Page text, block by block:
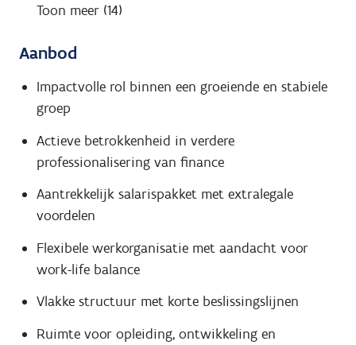
Toon meer (14)
Aanbod
Impactvolle rol binnen een groeiende en stabiele
groep
Actieve betrokkenheid in verdere
professionalisering van finance
Aantrekkelijk salarispakket met extralegale
voordelen
Flexibele werkorganisatie met aandacht voor
work-life balance
Vlakke structuur met korte beslissingslijnen
Ruimte voor opleiding, ontwikkeling en